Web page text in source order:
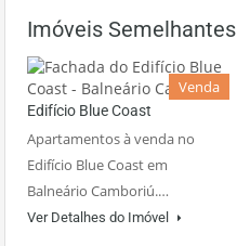
Imóveis Semelhantes
Venda
Edifício Blue Coast
Apartamentos à venda no
Edifício Blue Coast em
Balneário Camboriú.…
Ver Detalhes do Imóvel